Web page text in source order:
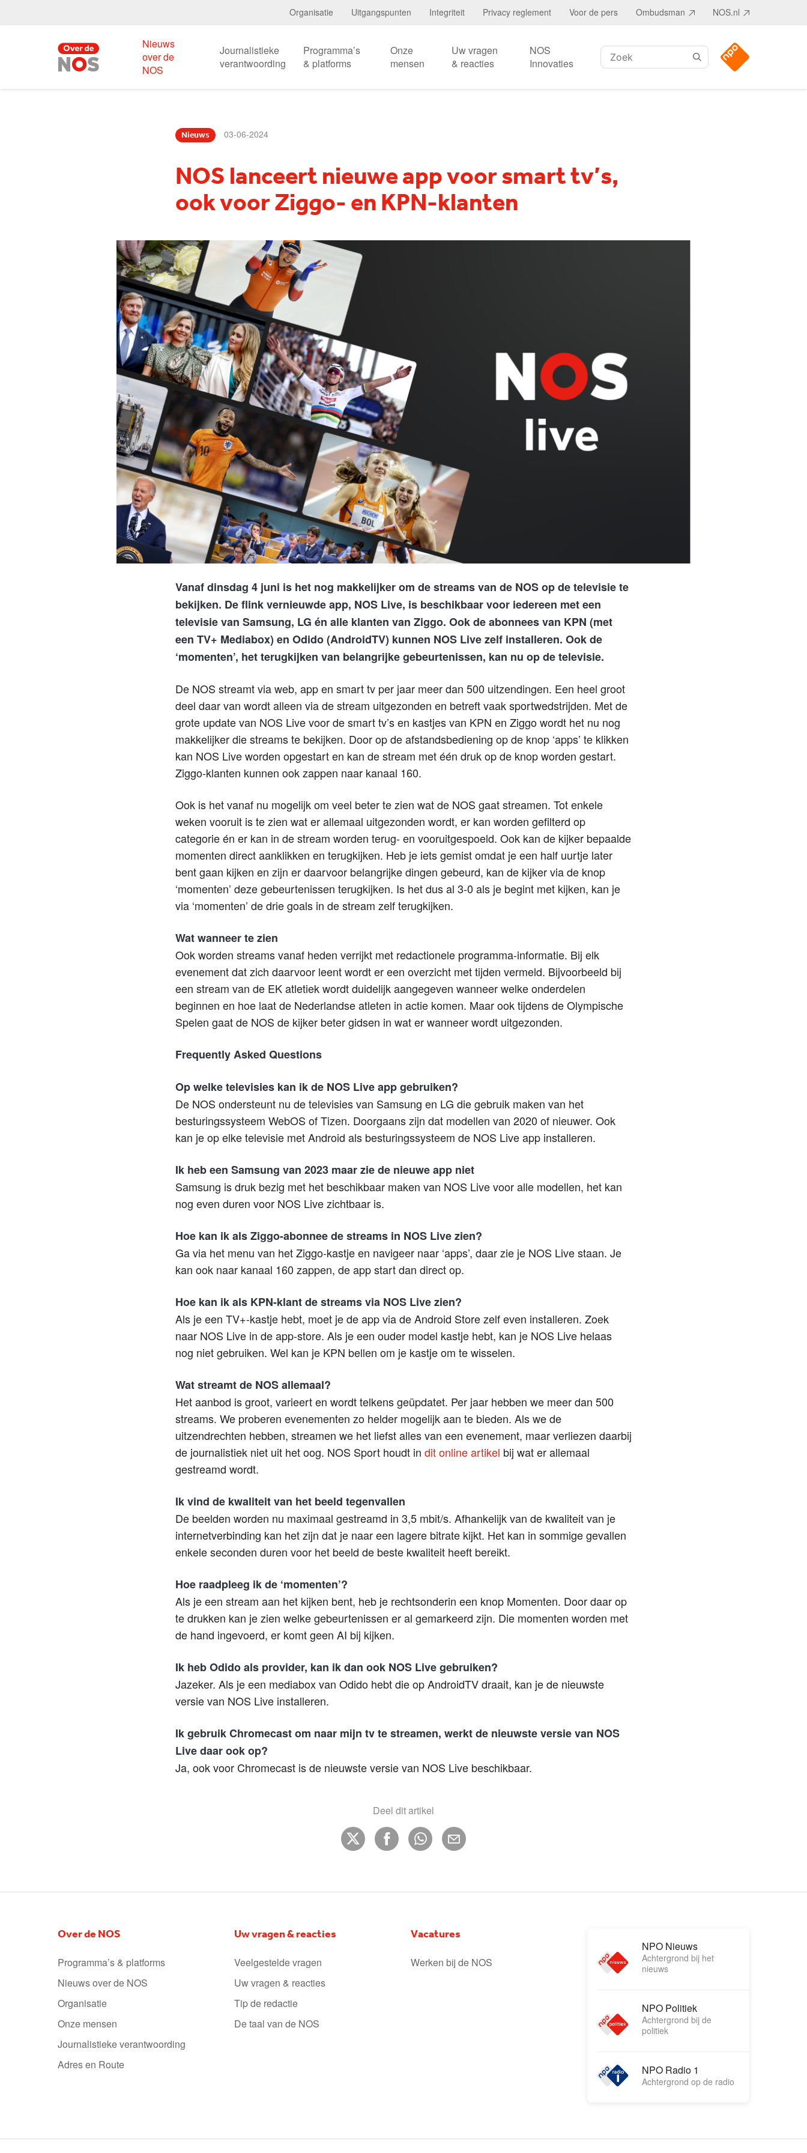
Organisatie Uitgangspunten Integriteit Privacy reglement Voor de pers Ombudsman NOS.nl
Nieuws
over de
NOS
Journalistieke
verantwoording
Programma’s
& platforms
Onze
mensen
Uw vragen
& reacties
NOS
Innovaties
Zoeken:
Nieuws 03-06-2024
NOS lanceert nieuwe app voor smart tv’s,
ook voor Ziggo- en KPN-klanten
Vanaf dinsdag 4 juni is het nog makkelijker om de streams van de NOS op de televisie te
bekijken. De flink vernieuwde app, NOS Live, is beschikbaar voor iedereen met een
televisie van Samsung, LG én alle klanten van Ziggo. Ook de abonnees van KPN (met
een TV+ Mediabox) en Odido (AndroidTV) kunnen NOS Live zelf installeren. Ook de
‘momenten’, het terugkijken van belangrijke gebeurtenissen, kan nu op de televisie.
De NOS streamt via web, app en smart tv per jaar meer dan 500 uitzendingen. Een heel groot
deel daar van wordt alleen via de stream uitgezonden en betreft vaak sportwedstrijden. Met de
grote update van NOS Live voor de smart tv’s en kastjes van KPN en Ziggo wordt het nu nog
makkelijker die streams te bekijken. Door op de afstandsbediening op de knop ‘apps’ te klikken
kan NOS Live worden opgestart en kan de stream met één druk op de knop worden gestart.
Ziggo-klanten kunnen ook zappen naar kanaal 160.
Ook is het vanaf nu mogelijk om veel beter te zien wat de NOS gaat streamen. Tot enkele
weken vooruit is te zien wat er allemaal uitgezonden wordt, er kan worden gefilterd op
categorie én er kan in de stream worden terug- en vooruitgespoeld. Ook kan de kijker bepaalde
momenten direct aanklikken en terugkijken. Heb je iets gemist omdat je een half uurtje later
bent gaan kijken en zijn er daarvoor belangrijke dingen gebeurd, kan de kijker via de knop
‘momenten’ deze gebeurtenissen terugkijken. Is het dus al 3-0 als je begint met kijken, kan je
via ‘momenten’ de drie goals in de stream zelf terugkijken.
Wat wanneer te zien
Ook worden streams vanaf heden verrijkt met redactionele programma-informatie. Bij elk
evenement dat zich daarvoor leent wordt er een overzicht met tijden vermeld. Bijvoorbeeld bij
een stream van de EK atletiek wordt duidelijk aangegeven wanneer welke onderdelen
beginnen en hoe laat de Nederlandse atleten in actie komen. Maar ook tijdens de Olympische
Spelen gaat de NOS de kijker beter gidsen in wat er wanneer wordt uitgezonden.
Frequently Asked Questions
Op welke televisies kan ik de NOS Live app gebruiken?
De NOS ondersteunt nu de televisies van Samsung en LG die gebruik maken van het
besturingssysteem WebOS of Tizen. Doorgaans zijn dat modellen van 2020 of nieuwer. Ook
kan je op elke televisie met Android als besturingssysteem de NOS Live app installeren.
Ik heb een Samsung van 2023 maar zie de nieuwe app niet
Samsung is druk bezig met het beschikbaar maken van NOS Live voor alle modellen, het kan
nog even duren voor NOS Live zichtbaar is.
Hoe kan ik als Ziggo-abonnee de streams in NOS Live zien?
Ga via het menu van het Ziggo-kastje en navigeer naar ‘apps’, daar zie je NOS Live staan. Je
kan ook naar kanaal 160 zappen, de app start dan direct op.
Hoe kan ik als KPN-klant de streams via NOS Live zien?
Als je een TV+-kastje hebt, moet je de app via de Android Store zelf even installeren. Zoek
naar NOS Live in de app-store. Als je een ouder model kastje hebt, kan je NOS Live helaas
nog niet gebruiken. Wel kan je KPN bellen om je kastje om te wisselen.
Wat streamt de NOS allemaal?
Het aanbod is groot, varieert en wordt telkens geüpdatet. Per jaar hebben we meer dan 500
streams. We proberen evenementen zo helder mogelijk aan te bieden. Als we de
uitzendrechten hebben, streamen we het liefst alles van een evenement, maar verliezen daarbij
de journalistiek niet uit het oog. NOS Sport houdt in dit online artikel bij wat er allemaal
gestreamd wordt.
Ik vind de kwaliteit van het beeld tegenvallen
De beelden worden nu maximaal gestreamd in 3,5 mbit/s. Afhankelijk van de kwaliteit van je
internetverbinding kan het zijn dat je naar een lagere bitrate kijkt. Het kan in sommige gevallen
enkele seconden duren voor het beeld de beste kwaliteit heeft bereikt.
Hoe raadpleeg ik de ‘momenten’?
Als je een stream aan het kijken bent, heb je rechtsonderin een knop Momenten. Door daar op
te drukken kan je zien welke gebeurtenissen er al gemarkeerd zijn. Die momenten worden met
de hand ingevoerd, er komt geen AI bij kijken.
Ik heb Odido als provider, kan ik dan ook NOS Live gebruiken?
Jazeker. Als je een mediabox van Odido hebt die op AndroidTV draait, kan je de nieuwste
versie van NOS Live installeren.
Ik gebruik Chromecast om naar mijn tv te streamen, werkt de nieuwste versie van NOS
Live daar ook op?
Ja, ook voor Chromecast is de nieuwste versie van NOS Live beschikbaar.
Deel dit artikel
Over de NOS
Programma’s & platforms
Nieuws over de NOS
Organisatie
Onze mensen
Journalistieke verantwoording
Adres en Route
Uw vragen & reacties
Veelgestelde vragen
Uw vragen & reacties
Tip de redactie
De taal van de NOS
Vacatures
Werken bij de NOS
NPO Nieuws
Achtergrond bij het
nieuws
NPO Politiek
Achtergrond bij de
politiek
NPO Radio 1
Achtergrond op de radio